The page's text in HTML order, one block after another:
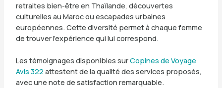
retraites bien-être en Thaïlande, découvertes
culturelles au Maroc ou escapades urbaines
européennes. Cette diversité permet à chaque femme
de trouver l’expérience qui lui correspond.
Les témoignages disponibles surCopines de Voyage
Avis 322attestent de la qualité des services proposés,
avec une note de satisfaction remarquable.